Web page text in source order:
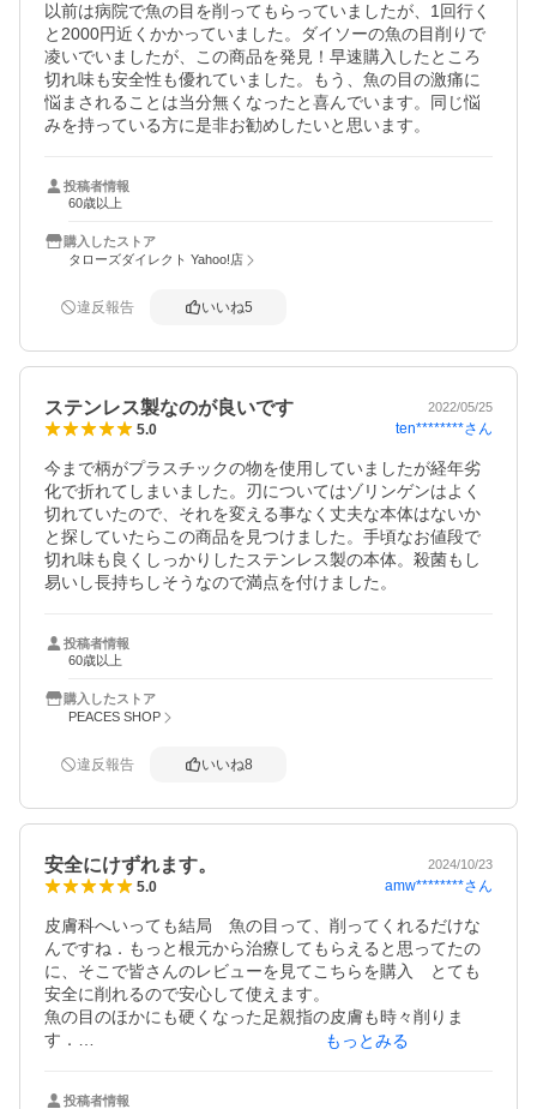
以前は病院で魚の目を削ってもらっていましたが、1回行く
と2000円近くかかっていました。ダイソーの魚の目削りで
凌いでいましたが、この商品を発見！早速購入したところ
切れ味も安全性も優れていました。もう、魚の目の激痛に
悩まされることは当分無くなったと喜んでいます。同じ悩
みを持っている方に是非お勧めしたいと思います。
投稿者情報
60歳以上
購入したストア
タローズダイレクト Yahoo!店
違反報告 いいね5
ステンレス製なのが良いです 2022/05/25
5.0 ten********さん
今まで柄がプラスチックの物を使用していましたが経年劣
化で折れてしまいました。刃についてはゾリンゲンはよく
切れていたので、それを変える事なく丈夫な本体はないか
と探していたらこの商品を見つけました。手頃なお値段で
切れ味も良くしっかりしたステンレス製の本体。殺菌もし
易いし長持ちしそうなので満点を付けました。
投稿者情報
60歳以上
購入したストア
PEACES SHOP
違反報告 いいね8
安全にけずれます。 2024/10/23
5.0 amw********さん
皮膚科へいっても結局　魚の目って、削ってくれるだけな
んですね．もっと根元から治療してもらえると思ってたの
に、そこで皆さんのレビューを見てこちらを購入　とても
安全に削れるので安心して使えます。
魚の目のほかにも硬くなった足親指の皮膚も時々削りま
す．
もっとみる
投稿者情報